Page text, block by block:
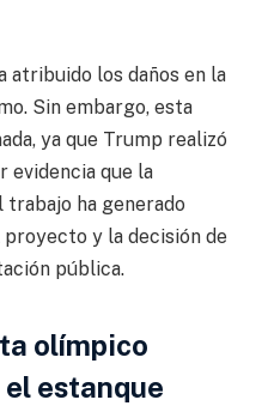
atribuido los daños en la
Sin embargo, esta
ya que Trump realizó
evidencia que la
ha generado
y la decisión de
pública.
olímpico
estanque